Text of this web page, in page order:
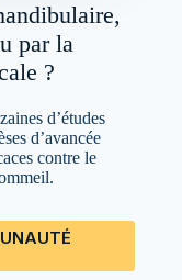
par la
?
d’études
d’avancée
contre le